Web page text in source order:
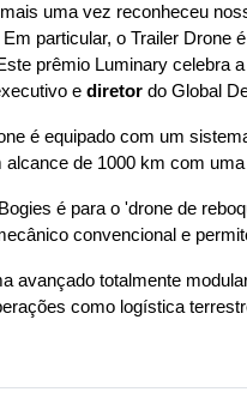
uma vez reconheceu
particular, o Trailer Drone
prêmio Luminary celebra
e diretor do Global
é equipado com um
alcance de 1000 km com
é para o 'drone de
convencional e
avançado totalmente
como logística